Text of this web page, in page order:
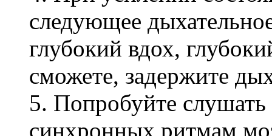
следующее
глубокий вдох,
сможете, задержите
5. Попробуйте
синхронных ритмам